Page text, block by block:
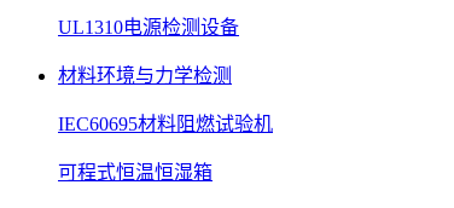
UL1310电源检测设备
材料环境与力学检测
IEC60695材料阻燃试验机
可程式恒温恒湿箱